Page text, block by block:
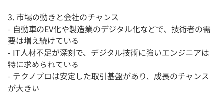
3. 市場の動きと会社のチャンス
- 自動車のEV化や製造業のデジタル化などで、技術者の需
要は増え続けている
- IT人材不足が深刻で、デジタル技術に強いエンジニアは
特に求められている
- テクノプロは安定した取引基盤があり、成長のチャンス
が大きい